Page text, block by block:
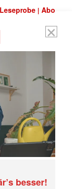
Leseprobe |Abo
besser!